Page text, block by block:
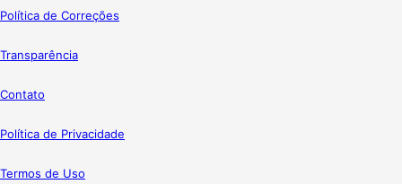
Política de Correções
Transparência
Contato
Política de Privacidade
Termos de Uso